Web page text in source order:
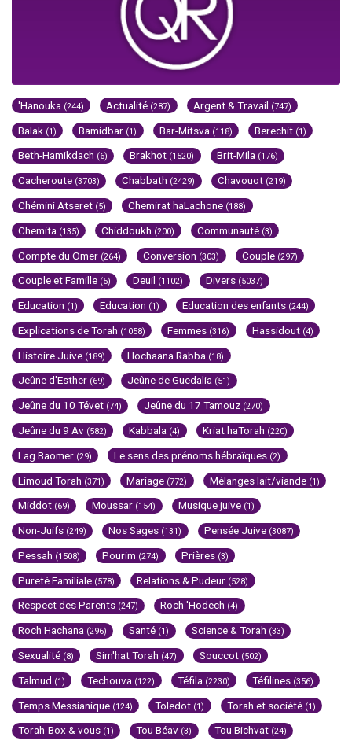
'Hanouka (244) Actualité (287) Argent & Travail (747)
Balak (1) Bamidbar (1) Bar-Mitsva (118) Berechit (1)
Beth-Hamikdach (6) Brakhot (1520) Brit-Mila (176)
Cacheroute (3703) Chabbath (2429) Chavouot (219)
Chémini Atseret (5) Chemirat haLachone (188)
Chemita (135) Chiddoukh (200) Communauté (3)
Compte du Omer (264) Conversion (303) Couple (297)
Couple et Famille (5) Deuil (1102) Divers (5037)
Education (1) Education (1) Education des enfants (244)
Explications de Torah (1058) Femmes (316) Hassidout (4)
Histoire Juive (189) Hochaana Rabba (18)
Jeûne d'Esther (69) Jeûne de Guedalia (51)
Jeûne du 10 Tévet (74) Jeûne du 17 Tamouz (270)
Jeûne du 9 Av (582) Kabbala (4) Kriat haTorah (220)
Lag Baomer (29) Le sens des prénoms hébraïques (2)
Limoud Torah (371) Mariage (772) Mélanges lait/viande (1)
Middot (69) Moussar (154) Musique juive (1)
Non-Juifs (249) Nos Sages (131) Pensée Juive (3087)
Pessah (1508) Pourim (274) Prières (3)
Pureté Familiale (578) Relations & Pudeur (528)
Respect des Parents (247) Roch 'Hodech (4)
Roch Hachana (296) Santé (1) Science & Torah (33)
Sexualité (8) Sim'hat Torah (47) Souccot (502)
Talmud (1) Techouva (122) Téfila (2230) Téfilines (356)
Temps Messianique (124) Toledot (1) Torah et société (1)
Torah-Box & vous (1) Tou Béav (3) Tou Bichvat (24)